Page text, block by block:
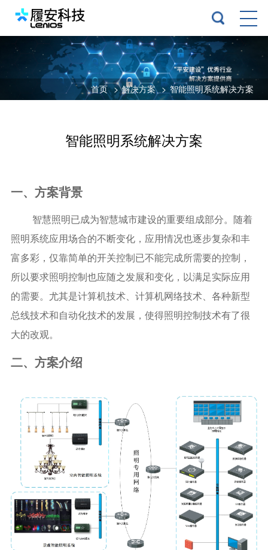
首页 > 解决方案 > 智能照明系统解决方案
智能照明系统解决方案
一、方案背景
智慧照明已成为智慧城市建设的重要组成部分。随着
照明系统应用场合的不断变化，应用情况也逐步复杂和丰
富多彩，仅靠简单的开关控制已不能完成所需要的控制，
所以要求照明控制也应随之发展和变化，以满足实际应用
的需要。尤其是计算机技术、计算机网络技术、各种新型
总线技术和自动化技术的发展，使得照明控制技术有了很
大的改观。
二、方案介绍